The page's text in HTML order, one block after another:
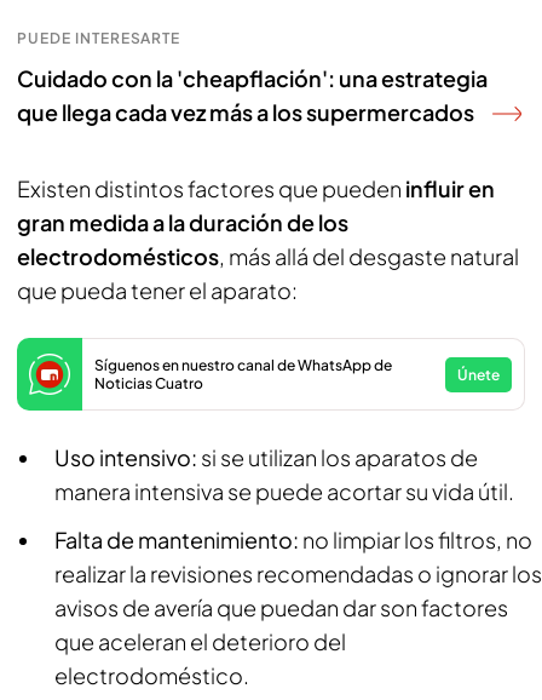
PUEDE INTERESARTE
Cuidado con la 'cheapflación': una estrategia
que llega cada vez más a los supermercados
Existen distintos factores que pueden influir en
gran medida a la duración de los
electrodomésticos, más allá del desgaste natural
que pueda tener el aparato:
Síguenos en nuestro canal de WhatsApp de
Noticias Cuatro
Únete
Uso intensivo: si se utilizan los aparatos de
manera intensiva se puede acortar su vida útil.
Falta de mantenimiento: no limpiar los filtros, no
realizar la revisiones recomendadas o ignorar los
avisos de avería que puedan dar son factores
que aceleran el deterioro del
electrodoméstico.